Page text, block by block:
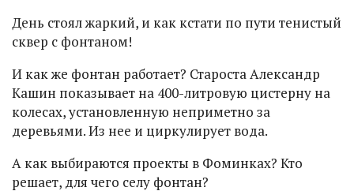
День стоял жаркий, и как кстати по пути тенистый
сквер с фонтаном!
И как же фонтан работает? Староста Александр
Кашин показывает на 400-литровую цистерну на
колесах, установленную неприметно за
деревьями. Из нее и циркулирует вода.
А как выбираются проекты в Фоминках? Кто
решает, для чего селу фонтан?